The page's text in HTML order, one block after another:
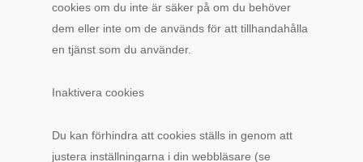
cookies om du inte är säker på om du behöver
dem eller inte om de används för att tillhandahålla
en tjänst som du använder.
Inaktivera cookies
Du kan förhindra att cookies ställs in genom att
justera inställningarna i din webbläsare (se